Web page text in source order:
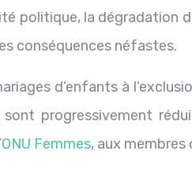
politique, la dégradation
conséquences néfastes.
d’enfants à
progressivement
ONU Femmes, aux membres